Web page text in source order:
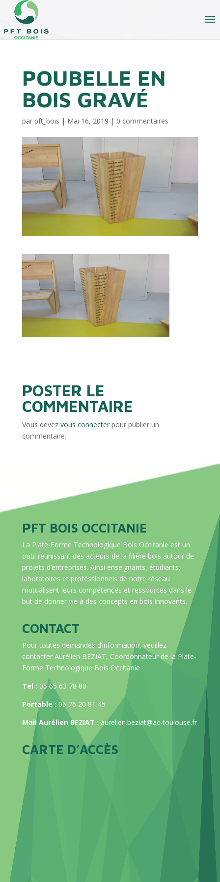
POUBELLE EN
BOIS GRAVÉ
par pft_bois | Mai 16, 2019 | 0 commentaires
POSTER LE
COMMENTAIRE
Vous devez vous connecterpour publier un
commentaire.
PFT BOIS OCCITANIE
La Plate-Forme Technologique Bois Occitanie est un
outil réunissant des acteurs de la filière bois autour de
projets d’entreprises. Ainsi enseignants, étudiants,
laboratoires et professionnels de notre réseau
mutualisent leurs compétences et ressources dans le
but de donner vie à des concepts en bois innovants.
CONTACT
Pour toutes demandes d’information, veuillez
contacter Aurélien BEZIAT, Coordonnateur de la Plate-
Forme Technologique Bois Occitanie
Tel : 05 65 63 78 80
Portable : 06 76 20 81 45
Mail Aurélien BEZIAT : aurelien.beziat@ac-toulouse.fr
CARTE D’ACCÈS